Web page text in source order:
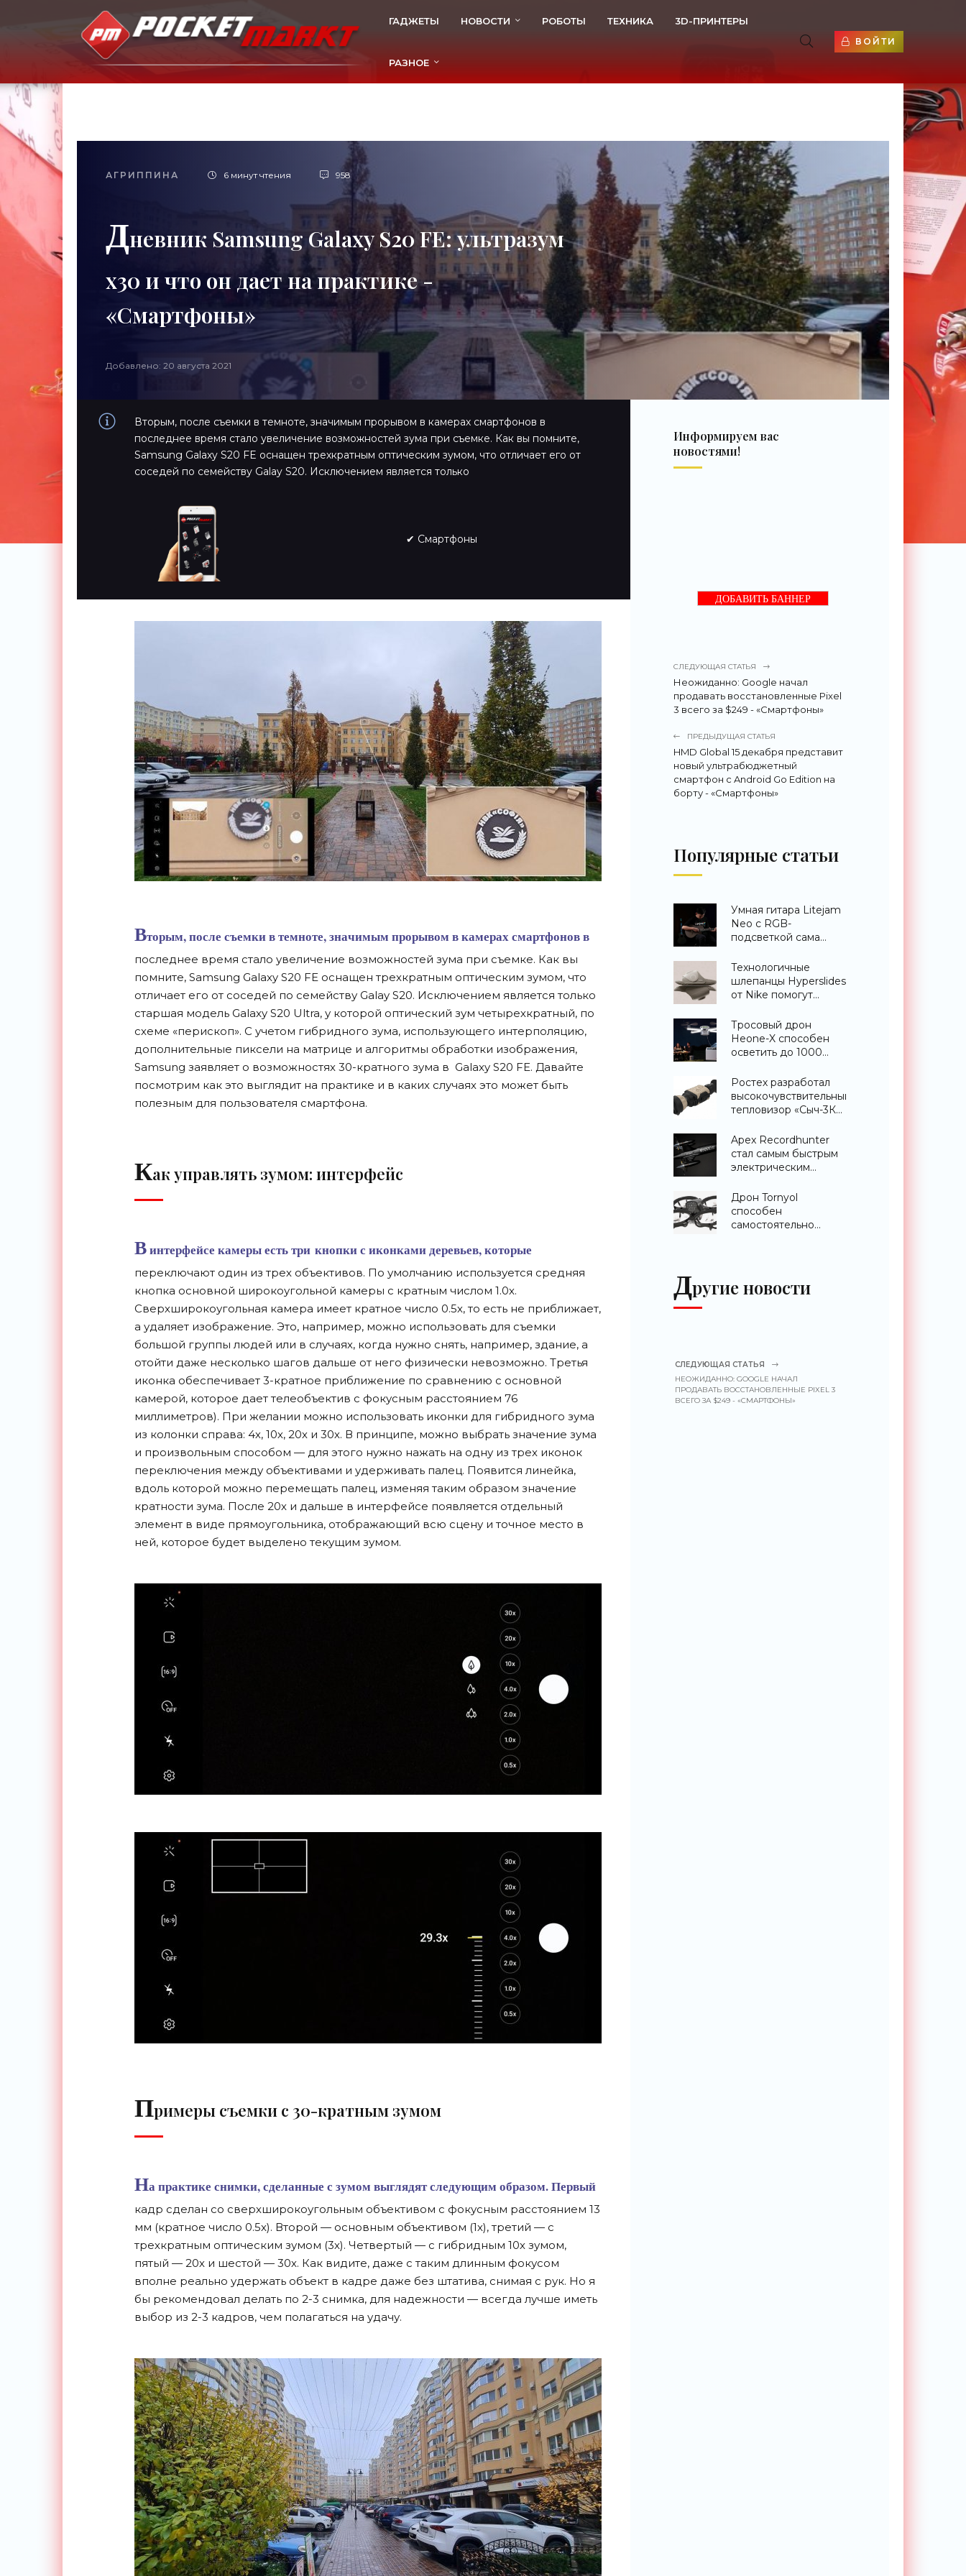
ГАДЖЕТЫ НОВОСТИ РОБОТЫ ТЕХНИКА 3D-ПРИНТЕРЫ
РАЗНОЕ
ВОЙТИ
АГРИППИНА 6 минут чтения 958
Дневник Samsung Galaxy S20 FE: ультразум
x30 и что он дает на практике -
«Смартфоны»
Добавлено: 20 августа 2021
Вторым, после съемки в темноте, значимым прорывом в камерах смартфонов в
последнее время стало увеличение возможностей зума при съемке. Как вы помните,
Samsung Galaxy S20 FE оснащен трехкратным оптическим зумом, что отличает его от
соседей по семейству Galay S20. Исключением является только
✔ Смартфоны
Вторым, после съемки в темноте, значимым прорывом в камерах смартфонов в
последнее время стало увеличение возможностей зума при съемке. Как вы
помните, Samsung Galaxy S20 FE оснащен трехкратным оптическим зумом, что
отличает его от соседей по семейству Galay S20. Исключением является только
старшая модель Galaxy S20 Ultra, у которой оптический зум четырехкратный, по
схеме «перископ». С учетом гибридного зума, использующего интерполяцию,
дополнительные пиксели на матрице и алгоритмы обработки изображения,
Samsung заявляет о возможностях 30-кратного зума в Galaxy S20 FE. Давайте
посмотрим как это выглядит на практике и в каких случаях это может быть
полезным для пользователя смартфона.
Как управлять зумом: интерфейс
Винтерфейсе камеры есть три кнопки с иконками деревьев, которые
переключают один из трех объективов. По умолчанию используется средняя
кнопка основной широкоугольной камеры с кратным числом 1.0х.
Сверхширокоугольная камера имеет кратное число 0.5х, то есть не приближает,
а удаляет изображение. Это, например, можно использовать для съемки
большой группы людей или в случаях, когда нужно снять, например, здание, а
отойти даже несколько шагов дальше от него физически невозможно. Третья
иконка обеспечивает 3-кратное приближение по сравнению с основной
камерой, которое дает телеобъектив с фокусным расстоянием 76
миллиметров). При желании можно использовать иконки для гибридного зума
из колонки справа: 4х, 10х, 20х и 30х. В принципе, можно выбрать значение зума
и произвольным способом — для этого нужно нажать на одну из трех иконок
переключения между объективами и удерживать палец. Появится линейка,
вдоль которой можно перемещать палец, изменяя таким образом значение
кратности зума. После 20х и дальше в интерфейсе появляется отдельный
элемент в виде прямоугольника, отображающий всю сцену и точное место в
ней, которое будет выделено текущим зумом.
Примеры съемки с 30-кратным зумом
На практике снимки, сделанные с зумом выглядят следующим образом. Первый
кадр сделан со сверхширокоугольным объективом с фокусным расстоянием 13
мм (кратное число 0.5х). Второй — основным объективом (1х), третий — с
трехкратным оптическим зумом (3х). Четвертый — с гибридным 10х зумом,
пятый — 20х и шестой — 30х. Как видите, даже с таким длинным фокусом
вполне реально удержать объект в кадре даже без штатива, снимая с рук. Но я
бы рекомендовал делать по 2-3 снимка, для надежности — всегда лучше иметь
выбор из 2-3 кадров, чем полагаться на удачу.
Информируем вас
новостями!
ДОБАВИТЬ БАННЕР
СЛЕДУЮЩАЯ СТАТЬЯ
Неожиданно: Google начал
продавать восстановленные Pixel
3 всего за $249 - «Смартфоны»
ПРЕДЫДУЩАЯ СТАТЬЯ
HMD Global 15 декабря представит
новый ультрабюджетный
смартфон с Android Go Edition на
борту - «Смартфоны»
Популярные статьи
Умная гитара Litejam
Neo с RGB-
подсветкой сама
«Гаджеты»
Технологичные
шлепанцы Hyperslides
от Nike помогут
ноги после
тренировки -
«Гаджеты»
Тросовый дрон
Heone-X способен
осветить до 1000
земли -
«Беспилотники»
Ростех разработал
высокочувствительный
тепловизор «Сыч-3К»
распознавания до 2
км - «Гаджеты»
Apex Recordhunter
стал самым быстрым
электрическим
«Беспилотники»
Дрон Tornyol
способен
самостоятельно
Другие новости
СЛЕДУЮЩАЯ СТАТЬЯ
НЕОЖИДАННО: GOOGLE НАЧАЛ
ПРОДАВАТЬ ВОССТАНОВЛЕННЫЕ PIXEL 3
ВСЕГО ЗА $249 - «СМАРТФОНЫ»